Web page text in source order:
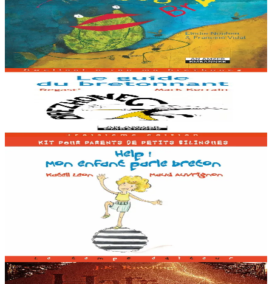
Ar ran beg bras
« Piv out-te ? Ha petra ‘zebrez-te ? Setu istor brudet ur ranig beg-
araok Met fin-tre… »
Er stok8,00 €
15 vloaz hag ouzhpenn
An Amzer Embanner
Le guide du bretonnant
Er stok14,00 €
18 vloaz hag ouzhpenn
Help ! mon enfant parle breton : Kit pour parents de
Ul levr evit kerent bugale divyezhek. Gant temoù a-bep seurt a denn
da ved ar vugale : an distro-skol, Nedeleg, al laou, Halloween... Hag
ur pennad diwar-benn distagadur ar brezhoneg....
Er stok12,00 €
8 vloaz hag ouzhpenn
An Amzer Embanner